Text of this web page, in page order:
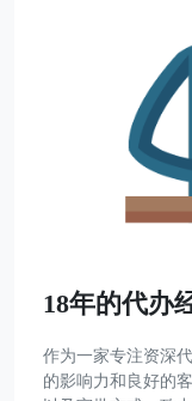
18年的代办
作为一家专注资深
的影响力和良好的